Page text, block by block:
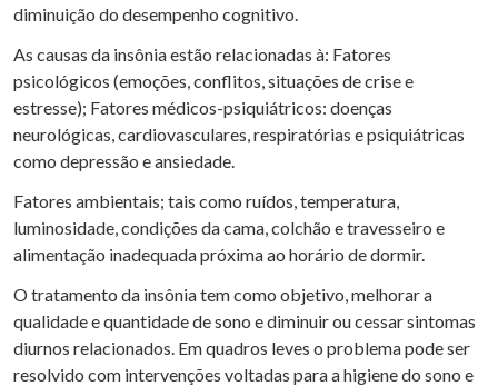
diminuição do desempenho cognitivo.
As causas da insônia estão relacionadas à: Fatores
psicológicos (emoções, conflitos, situações de crise e
estresse); Fatores médicos-psiquiátricos: doenças
neurológicas, cardiovasculares, respiratórias e psiquiátricas
como depressão e ansiedade.
Fatores ambientais; tais como ruídos, temperatura,
luminosidade, condições da cama, colchão e travesseiro e
alimentação inadequada próxima ao horário de dormir.
O tratamento da insônia tem como objetivo, melhorar a
qualidade e quantidade de sono e diminuir ou cessar sintomas
diurnos relacionados. Em quadros leves o problema pode ser
resolvido com intervenções voltadas para a higiene do sono e